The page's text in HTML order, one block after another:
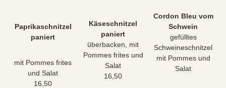
Paprikaschnitzel
paniert
mit Pommes frites
und Salat
16,50
Käseschnitzel
paniert
überbacken, mit
Pommes frites und
Salat
16,50
Cordon Bleu vom
Schwein
gefülltes
Schweineschnitzel
mit Pommes und
Salat